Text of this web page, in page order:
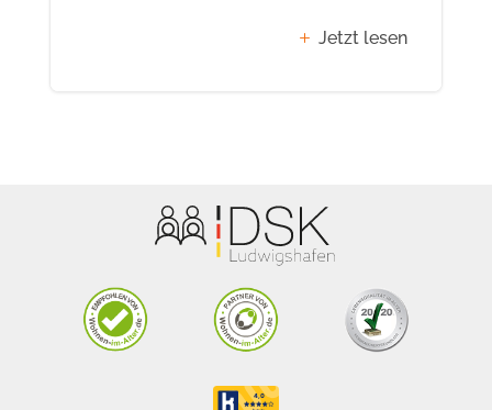
Jetzt lesen